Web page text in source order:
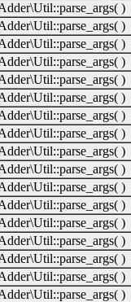
)
)
)
)
)
)
)
)
)
)
)
)
)
)
)
)
)